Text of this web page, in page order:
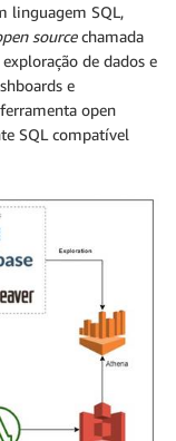
linguagem SQL,
sourcechamada
de dados e
e
open
SQL compatível